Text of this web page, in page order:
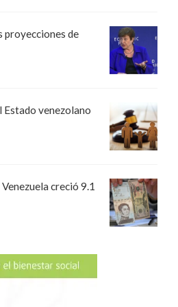
proyecciones de
Estado venezolano
creció 9.1